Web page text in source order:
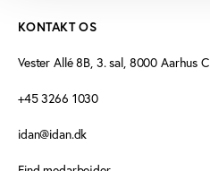
KONTAKT OS
Vester Allé 8B, 3. sal, 8000 Aarhus C
+45 3266 1030
idan@idan.dk